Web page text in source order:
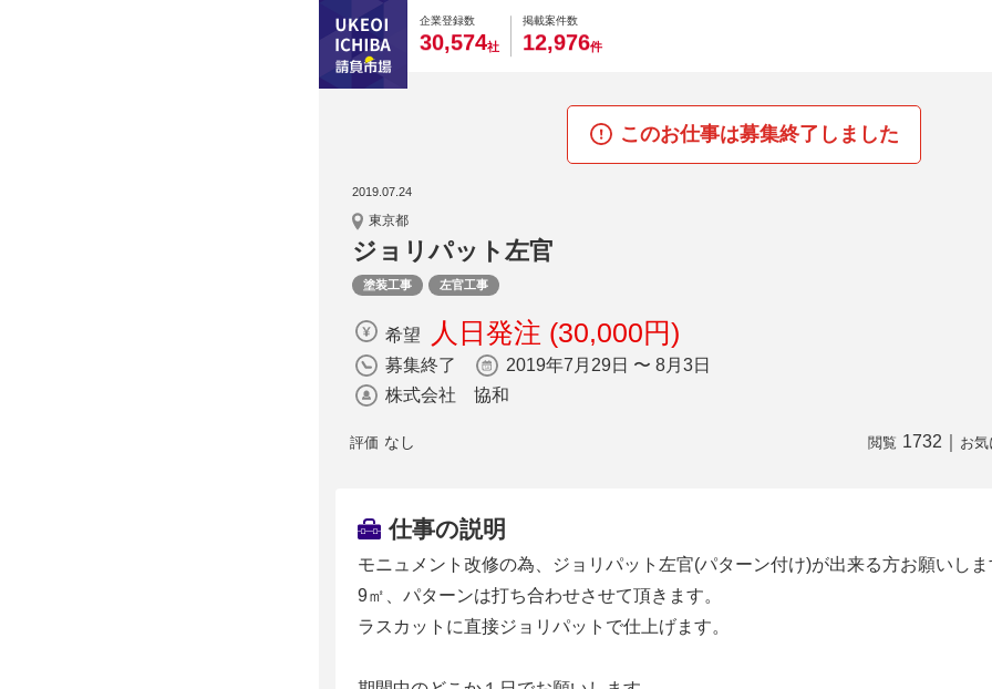
企業登録数
0
3
0
0,
0
5
0
74社
掲載案件数
0
1
0
2,
0
9
0
76件
このお仕事は募集終了しました
2019.07.24
東京都
ジョリパット左官
塗装工事 左官工事
希望 人日発注 (30,000円)
募集終了
2019年7月29日 〜 8月3日
株式会社 協和
評価 なし 閲覧 1732 お
仕事の説明
モニュメント改修の為、ジョリパット左官(パターン付け)が出来る方お願いし
9㎡、パターンは打ち合わせさせて頂きます。
ラスカットに直接ジョリパットで仕上げます。